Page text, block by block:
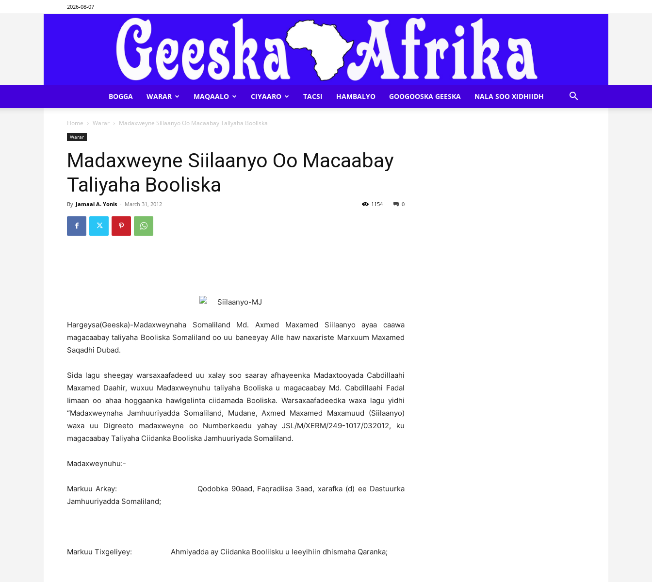
2026-08-07
BOGGA WARAR MAQAALO CIYAARO TACSI HAMBALYO GOOGOOSKA GEESKA NALA SOO XIDHIIDH
Home Warar Madaxweyne Siilaanyo Oo Macaabay Taliyaha Booliska
Warar
Madaxweyne Siilaanyo Oo Macaabay
Taliyaha Booliska
By Jamaal A. Yonis - March 31, 2012 0
1154
Hargeysa(Geeska)-Madaxweynaha Somaliland Md. Axmed Maxamed Siilaanyo ayaa caawa
magacaabay taliyaha Booliska Somaliland oo uu baneeyay Alle haw naxariste Marxuum Maxamed
Saqadhi Dubad.
Sida lagu sheegay warsaxaafadeed uu xalay soo saaray afhayeenka Madaxtooyada Cabdillaahi
Maxamed Daahir, wuxuu Madaxweynuhu taliyaha Booliska u magacaabay Md. Cabdillaahi Fadal
Iimaan oo ahaa hoggaanka hawlgelinta ciidamada Booliska. Warsaxaafadeedka waxa lagu yidhi
“Madaxweynaha Jamhuuriyadda Somaliland, Mudane, Axmed Maxamed Maxamuud (Siilaanyo)
waxa uu Digreeto madaxweyne oo Numberkeedu yahay JSL/M/XERM/249-1017/032012, ku
magacaabay Taliyaha Ciidanka Booliska Jamhuuriyada Somaliland.
Madaxweynuhu:-
Markuu Arkay: Qodobka 90aad, Faqradiisa 3aad, xarafka (d) ee Dastuurka
Jamhuuriyadda Somaliland;
Markuu Tixgeliyey: Ahmiyadda ay Ciidanka Booliisku u leeyihiin dhismaha Qaranka;